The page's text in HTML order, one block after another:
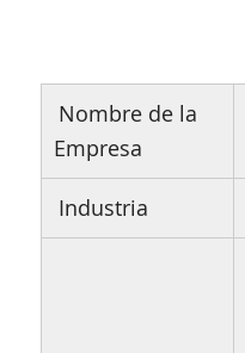
Nombre de la
Empresa
Industria